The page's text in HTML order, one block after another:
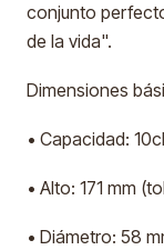
conjunto
de la vida".
Dimensiones
• Capacidad: 10cl
• Alto: 171 mm
• Diámetro: 58